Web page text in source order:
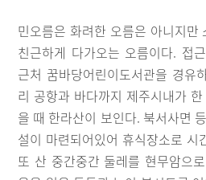
민오름은 화려한 오름은 아니지만
친근하게 다가오는 오름이다. 접
근처 꿈바당어린이도서관을 경유
리 공항과 바다까지 제주시내가
을 때 한라산이 보인다. 북서사면
설이 마련되어있어 휴식장소로 시
또 산 중간중간 둘레를 현무암으